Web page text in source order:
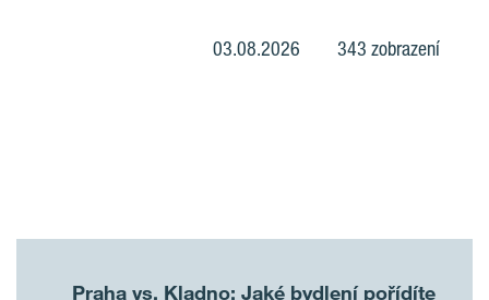
03.08.2026 343 zobrazení
Praha vs. Kladno: Jaké bydlení pořídíte